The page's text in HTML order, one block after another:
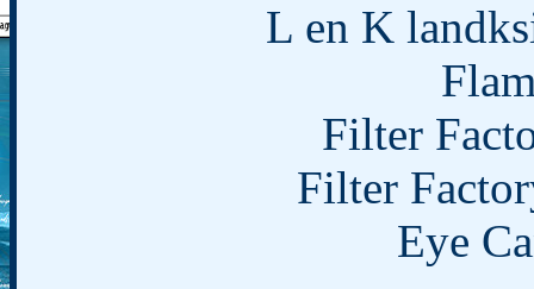
L en K
Filter
Filter
Eye